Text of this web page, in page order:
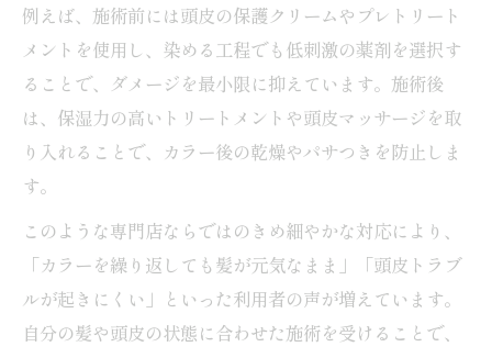
例えば、施術前には頭皮の保護クリームやプレトリート
メントを使用し、染める工程でも低刺激の薬剤を選択す
ることで、ダメージを最小限に抑えています。施術後
は、保湿力の高いトリートメントや頭皮マッサージを取
り入れることで、カラー後の乾燥やパサつきを防止しま
す。
このような専門店ならではのきめ細やかな対応により、
「カラーを繰り返しても髪が元気なまま」「頭皮トラブ
ルが起きにくい」といった利用者の声が増えています。
自分の髪や頭皮の状態に合わせた施術を受けることで、